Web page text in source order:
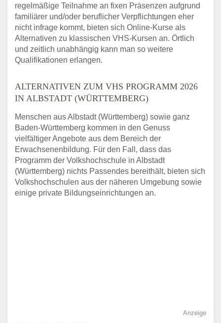
regelmäßige Teilnahme an fixen Präsenzen aufgrund
familiärer und/oder beruflicher Verpflichtungen eher
nicht infrage kommt, bieten sich Online-Kurse als
Alternativen zu klassischen VHS-Kursen an. Örtlich
und zeitlich unabhängig kann man so weitere
Qualifikationen erlangen.
ALTERNATIVEN ZUM VHS PROGRAMM 2026
IN ALBSTADT (WÜRTTEMBERG)
Menschen aus Albstadt (Württemberg) sowie ganz
Baden-Württemberg kommen in den Genuss
vielfältiger Angebote aus dem Bereich der
Erwachsenenbildung. Für den Fall, dass das
Programm der Volkshochschule in Albstadt
(Württemberg) nichts Passendes bereithält, bieten sich
Volkshochschulen aus der näheren Umgebung sowie
einige private Bildungseinrichtungen an.
Anzeige